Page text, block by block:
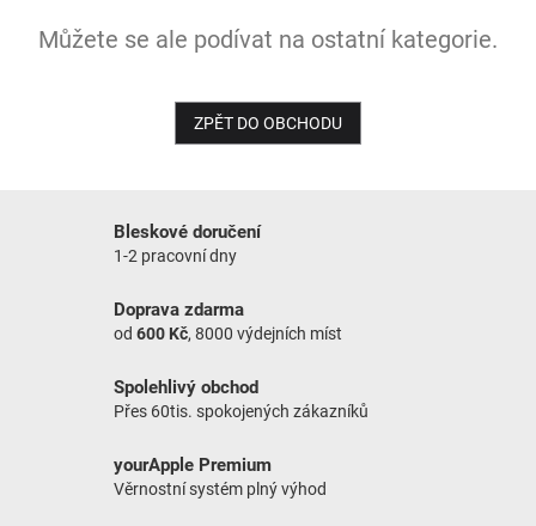
NOVINKY
Můžete se ale podívat na ostatní kategorie.
ZPĚT DO OBCHODU
Bleskové doručení
1-2 pracovní dny
Doprava zdarma
od 600 Kč, 8000 výdejních míst
Spolehlivý obchod
Přes 60tis. spokojených zákazníků
yourApple Premium
Věrnostní systém plný výhod